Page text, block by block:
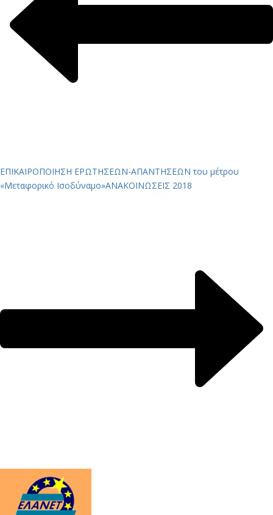
ΕΠΙΚΑΙΡΟΠΟΙΗΣΗ ΕΡΩΤΗΣΕΩΝ-ΑΠΑΝΤΗΣΕΩΝ του μέτρου
«Μεταφορικό Ισοδύναμο»ΑΝΑΚΟΙΝΩΣΕΙΣ 2018